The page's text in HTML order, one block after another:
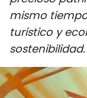
mismo
turístico y
sostenibilidad.